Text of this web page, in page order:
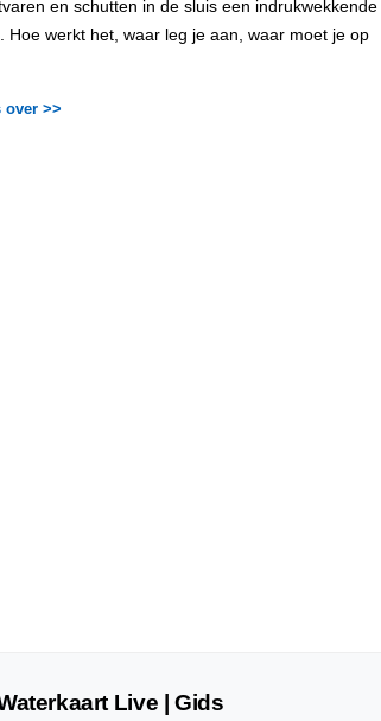
en schutten in de sluis een indrukwekkende
Hoe werkt het, waar leg je aan, waar moet je op
over >>
Live | Gids